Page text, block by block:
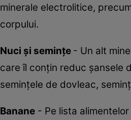
minerale electrolitice,
corpului.
Nuci și semințe - Un alt
care îl conțin reduc șansele
semințele de dovleac,
Banane - Pe lista